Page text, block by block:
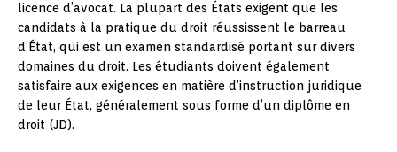
licence d’avocat. La plupart des États exigent que les
candidats à la pratique du droit réussissent le barreau
d’État, qui est un examen standardisé portant sur divers
domaines du droit. Les étudiants doivent également
satisfaire aux exigences en matière d’instruction juridique
de leur État, généralement sous forme d’un diplôme en
droit (JD).